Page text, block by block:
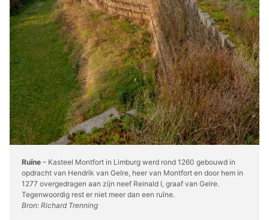
Ruïne – Kasteel Montfort in Limburg werd rond 1260 gebouwd in
opdracht van Hendrik van Gelre, heer van Montfort en door hem in
1277 overgedragen aan zijn neef Reinald I, graaf van Gelre.
Tegenwoordig rest er niet meer dan een ruïne.
Bron: Richard Trenning